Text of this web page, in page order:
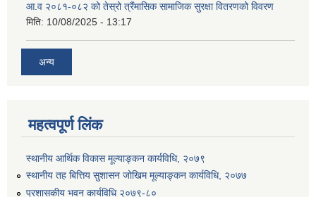
आ.व २०८१-०८२ को तेस्रो त्रैंमासिक सामाजिक सुरक्षा वितरणको विवरण
मिति: 10/08/2025 - 13:17
अन्य
महत्वपूर्ण लिंक
स्थानीय आर्थिक विकास मूल्याङ्कन कार्यविधि, २०७९
स्थानीय तह बित्तिय सुशासन जोखिम मूल्याङ्कन कार्यविधि, २०७७
प्रशासकीय भवन कार्यविधि २०७९-८०